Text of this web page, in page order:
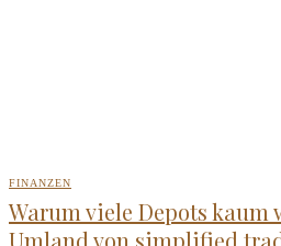
FINANZEN
Warum viele Depots kaum